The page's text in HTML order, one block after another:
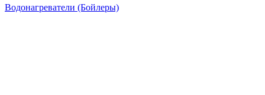
Водонагреватели (Бойлеры)